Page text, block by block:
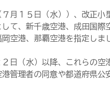
７月１５日（水））、改正小
して、新千歳空港、成田国
空港、那覇空港を指定しま
２日（水）以降、これらの
港管理者の同意や都道府県公